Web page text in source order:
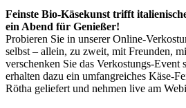
Feinste Bio-Käsekunst trifft
ein Abend für Genießer!
Probieren Sie in unserer Online-
selbst – allein, zu zweit, mit Freunden,
verschenken Sie das Verkostungs-Event
erhalten dazu ein umfangreiches Käse-
Rötha geliefert und nehmen live am